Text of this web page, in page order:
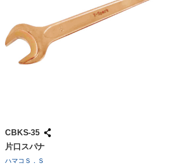
CBKS-35
片口スパナ
ハマコＳ．Ｓ